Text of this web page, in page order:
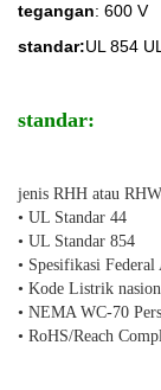
tegangan: 600 V
standar:UL 854
standar:
jenis RHH atau
• UL Standar 44
• UL Standar 854
• Spesifikasi
• Kode Listrik
• NEMA WC-70
• RoHS/Reach